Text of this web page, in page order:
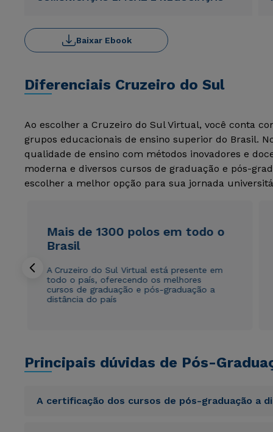
Baixar Ebook
Diferenciais Cruzeiro do Sul
Ao escolher a Cruzeiro do Sul Virtual, você conta
grupos educacionais de ensino superior do Brasil.
qualidade de ensino com métodos inovadores e
moderna e diversos cursos de graduação e pós-
escolher a melhor opção para sua jornada
Mais de 1300 polos em todo o
Brasil
A Cruzeiro do Sul Virtual está presente em
todo o país, oferecendo os melhores
cursos de graduação e pós-graduação a
distância do país
Principais dúvidas de Pós-
A certificação dos cursos de pós-graduação a